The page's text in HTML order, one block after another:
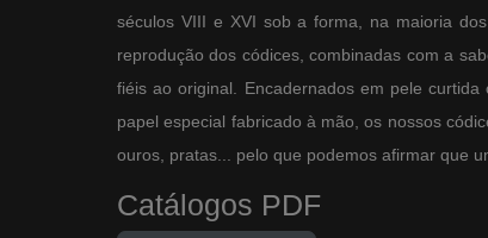
séculos VIII e XVI sob a forma, na maioria
reprodução dos códices, combinadas com a
fiéis ao original. Encadernados em pele
papel especial fabricado à mão, os nossos
ouros, pratas... pelo que podemos afirmar que
Catálogos PDF